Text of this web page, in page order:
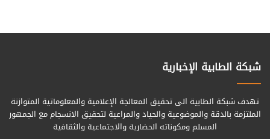
شبكة الطابية الإخبارية
تهدف شبكة الطابية الى تحقيق المعالجة الإعلامية والمعلوماتية المتوازنة
الملتزمة بالدقة والموضوعية والحياد والمراعية لتحقيق الانسجام مع الجمهور
المسلم ومكوناته الحضارية والاجتماعية والثقافية